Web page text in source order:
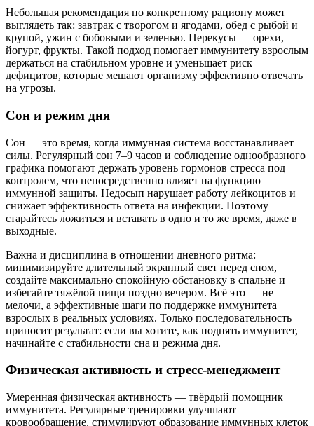
Небольшая рекомендация по конкретному рациону может
выглядеть так: завтрак с творогом и ягодами, обед с рыбой и
крупой, ужин с бобовыми и зеленью. Перекусы — орехи,
йогурт, фрукты. Такой подход помогает иммунитету взрослым
держаться на стабильном уровне и уменьшает риск
дефицитов, которые мешают организму эффективно отвечать
на угрозы.
Сон и режим дня
Сон — это время, когда иммунная система восстанавливает
силы. Регулярный сон 7–9 часов и соблюдение однообразного
графика помогают держать уровень гормонов стресса под
контролем, что непосредственно влияет на функцию
иммунной защиты. Недосып нарушает работу лейкоцитов и
снижает эффективность ответа на инфекции. Поэтому
старайтесь ложиться и вставать в одно и то же время, даже в
выходные.
Важна и дисциплина в отношении дневного ритма:
минимизируйте длительный экранный свет перед сном,
создайте максимально спокойную обстановку в спальне и
избегайте тяжёлой пищи поздно вечером. Всё это — не
мелочи, а эффективные шаги по поддержке иммунитета
взрослых в реальных условиях. Только последовательность
приносит результат: если вы хотите, как поднять иммунитет,
начинайте с стабильности сна и режима дня.
Физическая активность и стресс-менеджмент
Умеренная физическая активность — твёрдый помощник
иммунитета. Регулярные тренировки улучшают
кровообращение, стимулируют образование иммунных клеток